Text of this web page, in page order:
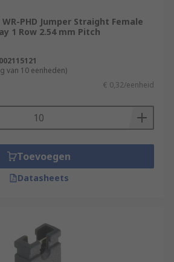
PHD Jumper Straight Female
1 Row 2.54 mm Pitch
van 10 eenheden)
€ 0,32/eenheid
Toevoegen
Datasheets